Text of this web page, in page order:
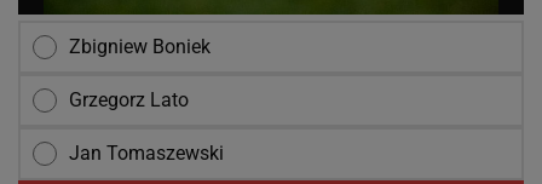
Zbigniew Boniek
Grzegorz Lato
Jan Tomaszewski